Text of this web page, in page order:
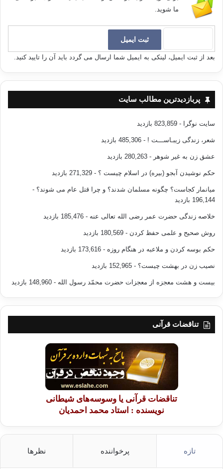
ما شوید.
بعد از ثبت ایمیل، لینکی به ایمیل شما ارسال می گردد باید آن را تایید کنید.
پربازدیدترین مطالب سایت
سایت نوگرا - 823,859 بازدید
شعر، زندگی زیبـاســـت ! - 485,306 بازدید
عشق زن به غیر شوهر - 280,263 بازدید
حکم نوشیدن آبجو (بیره) در اسلام چیست ؟ - 271,329 بازدید
میانمار کجاست؟ چگونه مسلمان شدند؟ و چرا قتل عام می شوند؟ -
196,144 بازدید
خلاصه زندگی حضرت عمر رضی الله تعالی عنه - 185,476 بازدید
روش صحیح و علمی حفظ کردن - 180,569 بازدید
حکم بوسه کردن و ملاعبه در هنگام روزه - 173,616 بازدید
نصیب زن در بهشت چیست؟ - 152,965 بازدید
بیست و هشت معجزه از معجزات حضرت محمّد رسول الله - 148,960 بازدید
تناقضات قرآنی
تناقضات قرآنی یا وسوسه‌های شیطانی
نویسنده : استاد محمد احمدیان
تازه پرخواننده نظرها